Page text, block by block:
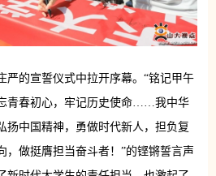
严的宣誓仪式中拉开序幕。“铭记甲午
青春初心，牢记历史使命……我中华
扬中国精神，勇做时代新人，担负复
，做挺膺担当奋斗者！”的铿锵誓言声